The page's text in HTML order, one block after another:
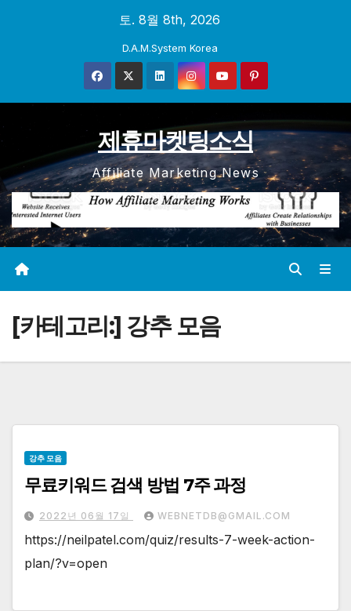
토. 8월 8th, 2026
D.A.M.System Korea
제휴마켓팅소식
Affiliate Marketing News
[카테고리:] 강추 모음
강추 모음
무료키워드 검색 방법 7주 과정
2022년 06월 17일 WEBNETDB@GMAIL.COM
https://neilpatel.com/quiz/results-7-week-action-
plan/?v=open